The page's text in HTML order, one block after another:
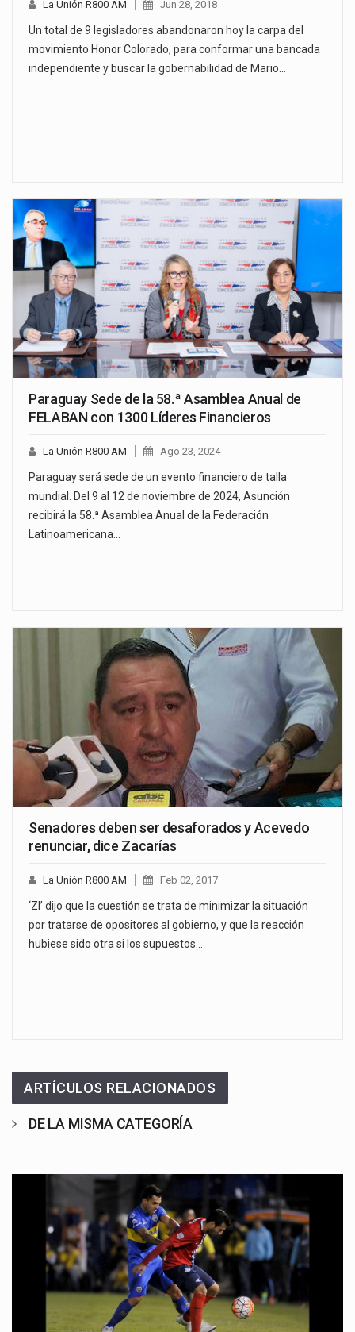
La Unión R800 AM Jun 28, 2018
Un total de 9 legisladores abandonaron hoy la carpa del
movimiento Honor Colorado, para conformar una bancada
independiente y buscar la gobernabilidad de Mario…
Paraguay Sede de la 58.ª Asamblea Anual de
FELABAN con 1300 Líderes Financieros
La Unión R800 AM Ago 23, 2024
Paraguay será sede de un evento financiero de talla
mundial. Del 9 al 12 de noviembre de 2024, Asunción
recibirá la 58.ª Asamblea Anual de la Federación
Latinoamericana…
Senadores deben ser desaforados y Acevedo
renunciar, dice Zacarías
La Unión R800 AM Feb 02, 2017
‘ZI’ dijo que la cuestión se trata de minimizar la situación
por tratarse de opositores al gobierno, y que la reacción
hubiese sido otra si los supuestos…
ARTÍCULOS RELACIONADOS
DE LA MISMA CATEGORÍA